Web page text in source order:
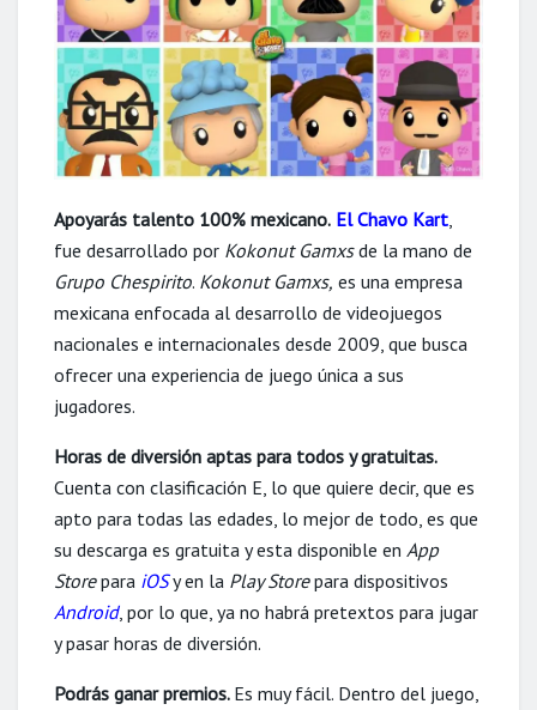
Apoyarás talento 100% mexicano. El Chavo Kart
fue desarrollado por Kokonut Gamxsde la mano de
Grupo Chespirito. Kokonut Gamxs, es una empresa
mexicana enfocada al desarrollo de videojuegos
nacionales e internacionales desde 2009, que busca
ofrecer una experiencia de juego única a sus
jugadores.
Horas de diversión aptas para todos y gratuitas.
Cuenta con clasificación E, lo que quiere decir, que es
apto para todas las edades, lo mejor de todo, es que
su descarga es gratuita y esta disponible en App
Storepara iOS y en la Play Storepara dispositivos
Android, por lo que, ya no habrá pretextos para jugar
y pasar horas de diversión.
Podrás ganar premios. Es muy fácil. Dentro del juego,